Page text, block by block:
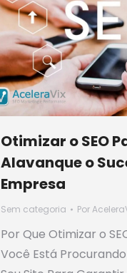
Otimizar o SEO
Alavanque o
Empresa
Sem categoria Por
Por Que Otimizar o
Você Está